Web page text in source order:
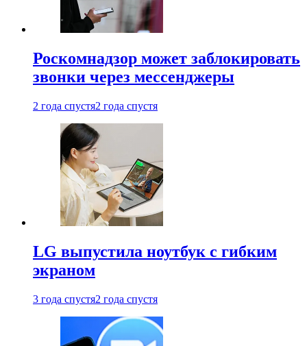
Роскомнадзор может заблокировать
звонки через мессенджеры
2 года спустя2 года спустя
LG выпустила ноутбук с гибким
экраном
3 года спустя2 года спустя